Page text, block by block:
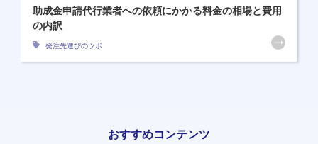
助成金申請代行業者への依頼にかかる料金の相場と費用
の内訳
発注先選びのツボ
おすすめコンテンツ